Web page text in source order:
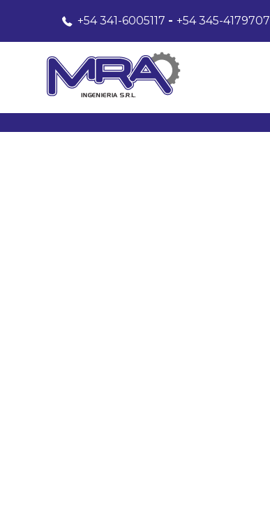
+54 341-6005117 -+54 345-4179707